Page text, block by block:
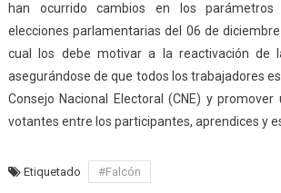
han ocurrido cambios en los
elecciones parlamentarias del 06 de
cual los debe motivar a la reactivación de
asegurándose de que todos los trabajadores
Consejo Nacional Electoral (CNE) y
votantes entre los participantes, aprendices y
Etiquetado #Falcón